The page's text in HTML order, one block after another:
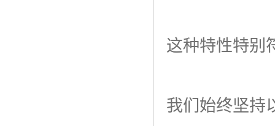
这种特性特别
我们始终坚持